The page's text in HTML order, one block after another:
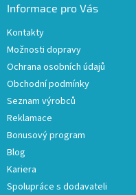
Informace pro Vás
Kontakty
Možnosti dopravy
Ochrana osobních údajů
Obchodní podmínky
Seznam výrobců
Reklamace
Bonusový program
Blog
Kariera
Spolupráce s dodavateli